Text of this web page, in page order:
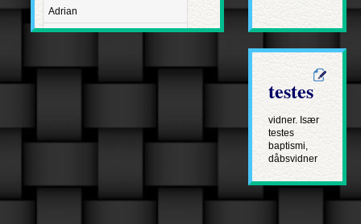
Adrian
Advent
Aetatis suae
Agapetus
testes
vidner. Især
testes
baptismi,
dåbsvidner